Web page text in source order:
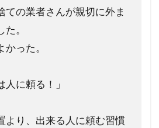
ての業者さんが親切に外ま
。
った。
人に頼る！」
より、出来る人に頼む習慣